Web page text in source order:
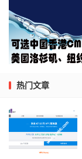
热门文章